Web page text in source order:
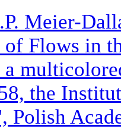
Meier-
of Flows in
the
Polish